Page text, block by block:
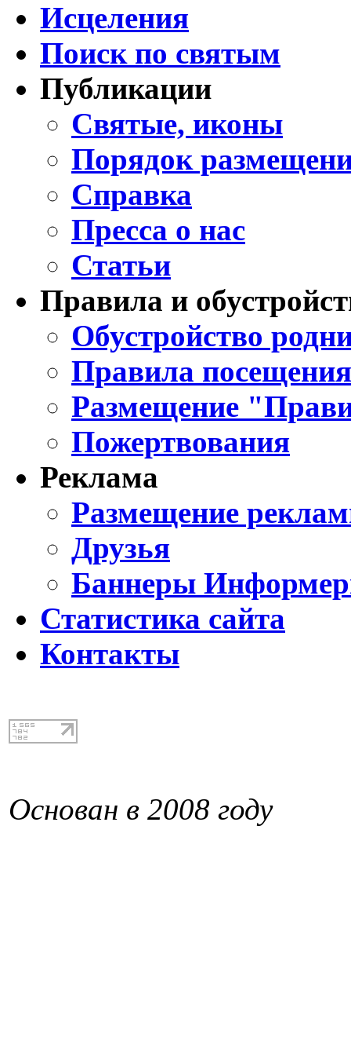
Исцеления
Поиск по святым
Публикации
Святые, иконы
Порядок
Справка
Пресса о нас
Статьи
Правила и
Обустройство
Правила
Размещение
Пожертвования
Реклама
Размещение
Друзья
Баннеры
Статистика сайта
Контакты
Основан в 2008 году